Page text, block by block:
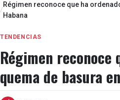
/
Régimen reconoce que ha
Habana
TENDENCIAS
Régimen reconoce
quema de basura